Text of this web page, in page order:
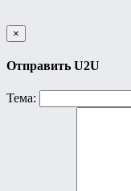
×
Отправить U2U
Тема: